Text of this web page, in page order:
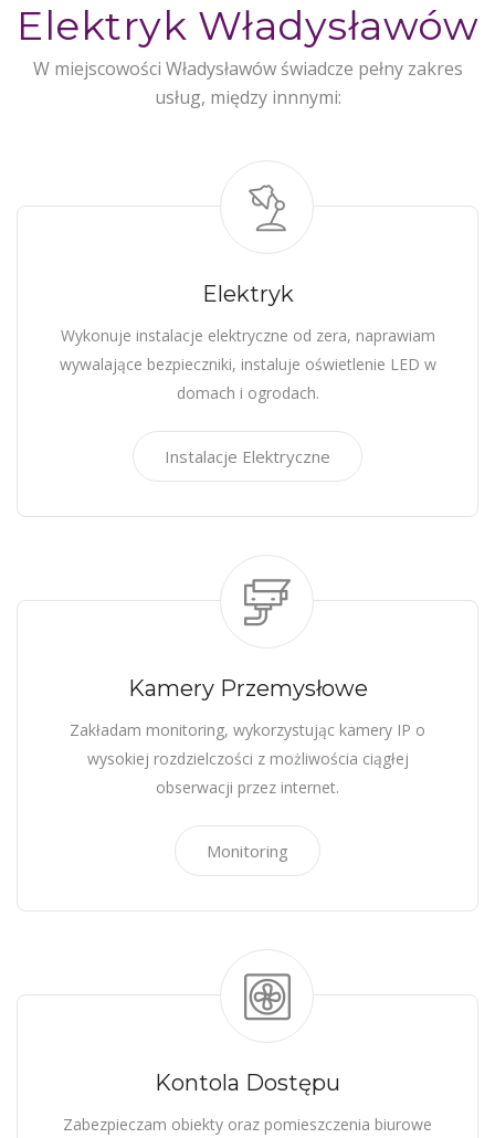
Elektryk Władysławów
W miejscowości Władysławów świadcze pełny zakres
usług, między innnymi:
Elektryk
Wykonuje instalacje elektryczne od zera, naprawiam
wywalające bezpieczniki, instaluje oświetlenie LED w
domach i ogrodach.
Instalacje Elektryczne
Kamery Przemysłowe
Zakładam monitoring, wykorzystując kamery IP o
wysokiej rozdzielczości z możliwościa ciągłej
obserwacji przez internet.
Monitoring
Kontola Dostępu
Zabezpieczam obiekty oraz pomieszczenia biurowe